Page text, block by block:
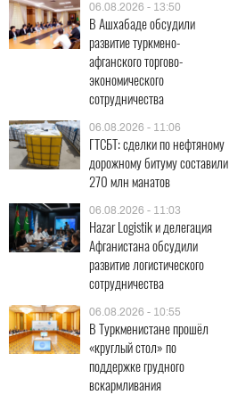
06.08.2026 - 13:50
В Ашхабаде обсудили
развитие туркмено-
афганского торгово-
экономического
сотрудничества
06.08.2026 - 11:06
ГТСБТ: сделки по нефтяному
дорожному битуму составили
270 млн манатов
06.08.2026 - 11:03
Hazar Logistik и делегация
Афганистана обсудили
развитие логистического
сотрудничества
06.08.2026 - 10:55
В Туркменистане прошёл
«круглый стол» по
поддержке грудного
вскармливания